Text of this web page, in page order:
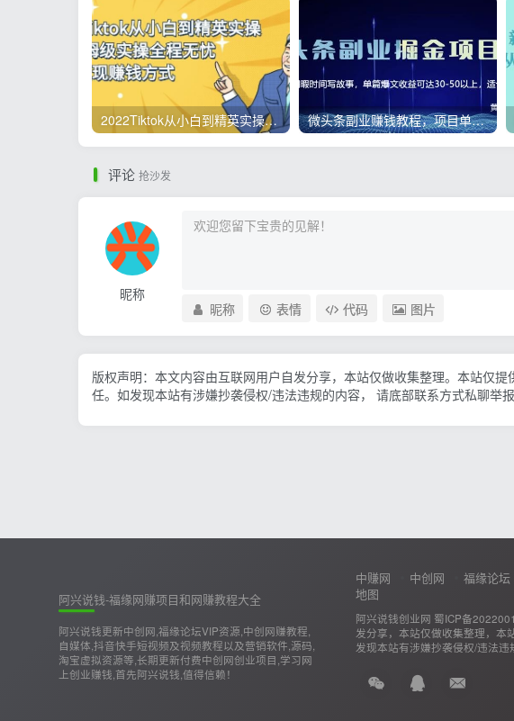
2022Tiktok从小白到精英实操，0-1保姆级实操全程无忧，多种变现赚钱方式 微头条副业赚钱教程，项目单号单天做到50-100+收益
评论 抢沙发
昵称
昵称 表情 代码 图片
版权声明：本文内容由互联网用户自发分享，本站仅做收集整理。本站仅
任。如发现本站有涉嫌抄袭侵权/违法违规的内容， 请底部联系方式私聊举
阿兴说钱-福缘网赚项目和网赚教程大全
阿兴说钱更新中创网,福缘论坛VIP资源,中创网赚教程,
自媒体,抖音快手短视频及视频教程以及营销软件,源码,
淘宝虚拟资源等,长期更新付费中创网创业项目,学习网
上创业赚钱,首先阿兴说钱,值得信赖！
中赚网 中创网 福缘论坛
地图
阿兴说钱创业网 蜀ICP备
发分享，本站仅做收集整理，本
发现本站有涉嫌抄袭侵权/违法违